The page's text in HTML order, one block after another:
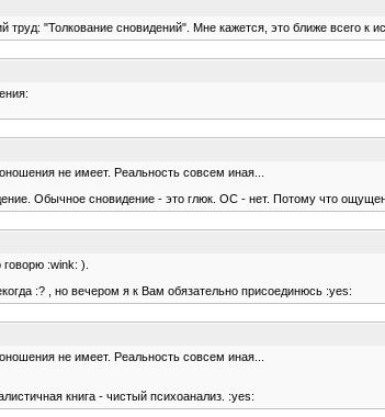
"Толкование сновидений". Мне кажется, это ближе всего к
не имеет. Реальность совсем иная...
Обычное сновидение - это глюк. ОС - нет. Потому что
:wink: ).
:? , но вечером я к Вам обязательно присоединюсь :yes:
не имеет. Реальность совсем иная...
книга - чистый психоанализ. :yes: